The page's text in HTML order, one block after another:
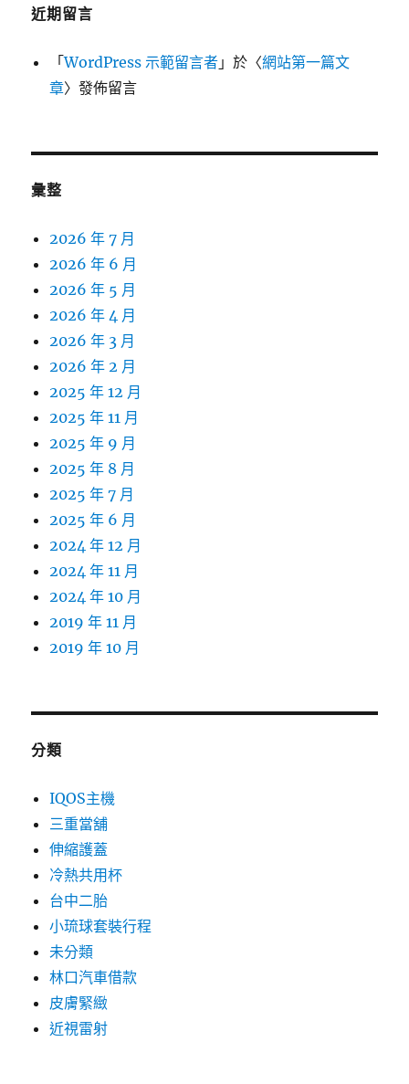
近期留言
「WordPress 示範留言者 」於〈網站第一篇文
章〉發佈留言
彙整
2026 年 7 月
2026 年 6 月
2026 年 5 月
2026 年 4 月
2026 年 3 月
2026 年 2 月
2025 年 12 月
2025 年 11 月
2025 年 9 月
2025 年 8 月
2025 年 7 月
2025 年 6 月
2024 年 12 月
2024 年 11 月
2024 年 10 月
2019 年 11 月
2019 年 10 月
分類
IQOS主機
三重當舖
伸縮護蓋
冷熱共用杯
台中二胎
小琉球套裝行程
未分類
林口汽車借款
皮膚緊緻
近視雷射